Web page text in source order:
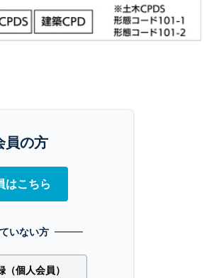
員の方
はこちら
いない方
個人会員）